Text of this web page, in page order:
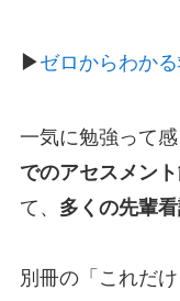
▶︎ゼロからわか
一気に勉強って
でのアセスメン
て、 多くの先輩
別冊の「これだ